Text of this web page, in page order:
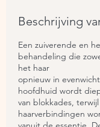
Beschrijving
Een zuiverende en
behandeling die
het haar
opnieuw in
hoofdhuid wordt
van blokkades,
haarverbindingen